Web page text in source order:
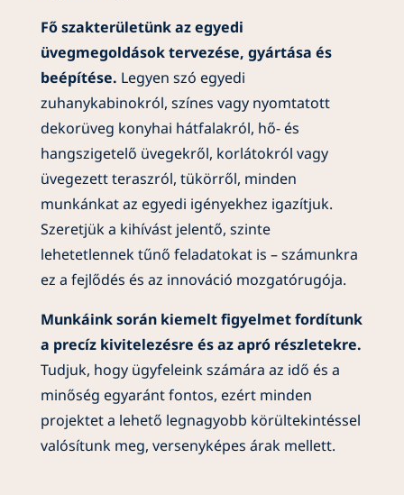
Fő szakterületünk az egyedi
üvegmegoldások tervezése, gyártása és
beépítése. Legyen szó egyedi
zuhanykabinokról, színes vagy nyomtatott
dekorüveg konyhai hátfalakról, hő- és
hangszigetelő üvegekről, korlátokról vagy
üvegezett teraszról, tükörről, minden
munkánkat az egyedi igényekhez igazítjuk.
Szeretjük a kihívást jelentő, szinte
lehetetlennek tűnő feladatokat is – számunkra
ez a fejlődés és az innováció mozgatórugója.
Munkáink során kiemelt figyelmet fordítunk
a precíz kivitelezésre és az apró részletekre.
Tudjuk, hogy ügyfeleink számára az idő és a
minőség egyaránt fontos, ezért minden
projektet a lehető legnagyobb körültekintéssel
valósítunk meg, versenyképes árak mellett.